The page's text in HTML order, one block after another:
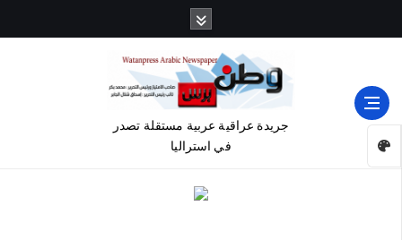
جريدة عراقية عربية مستقلة تصدر
في استراليا